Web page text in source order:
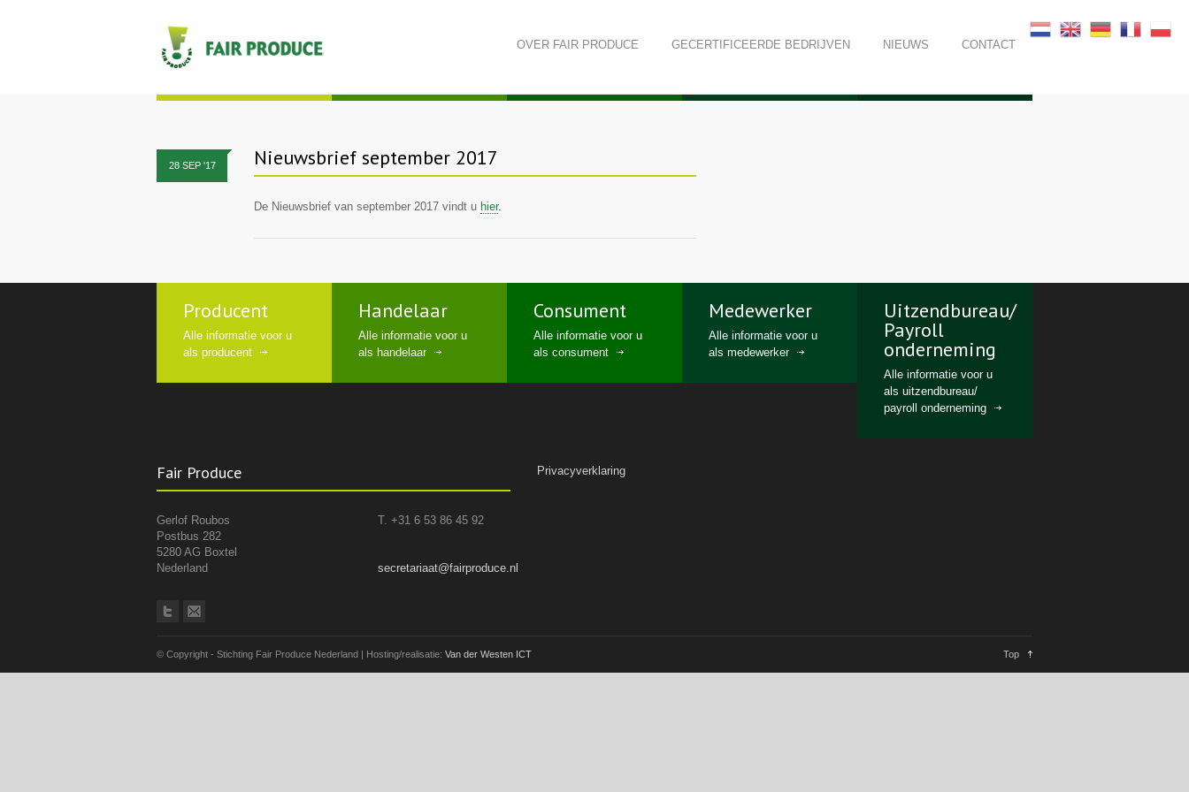
OVER FAIR PRODUCE GECERTIFICEERDE BEDRIJVEN NIEUWS CONTACT
28 SEP'17 Nieuwsbrief september 2017
De Nieuwsbrief van september 2017 vindt u hier.
Producent
Alle informatie voor u
als producent
Handelaar
Alle informatie voor u
als handelaar
Consument
Alle informatie voor u
als consument
Medewerker
Alle informatie voor u
als medewerker
Uitzendbureau/
Payroll
onderneming
Alle informatie voor u
als uitzendbureau/
payroll onderneming
Fair Produce
Gerlof Roubos
T. +31 6 53 86 45 92
Postbus 282
5280 AG Boxtel
Nederland
secretariaat@fairproduce.nl
Privacyverklaring
© Copyright - Stichting Fair Produce Nederland | Hosting/realisatie: Van der Westen ICT Top